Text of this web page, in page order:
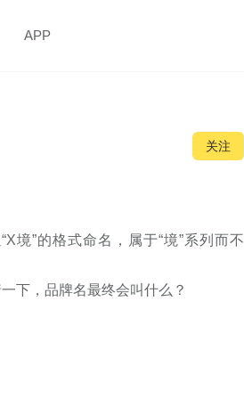
APP
关注
境”的格式命名，属于“境”系列而不
下，品牌名最终会叫什么？